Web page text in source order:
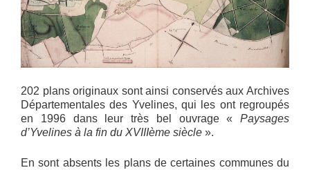
202 plans originaux sont ainsi conservés aux Archives
Départementales des Yvelines, qui les ont regroupés
en 1996 dans leur très bel ouvrage « Paysages
d’Yvelines à la fin du XVIIIème siècle ».
En sont absents les plans de certaines communes du